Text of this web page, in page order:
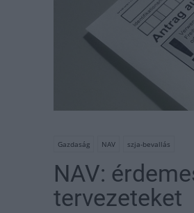
Gazdaság NAV szja-bevallás
NAV:
tervezeteket